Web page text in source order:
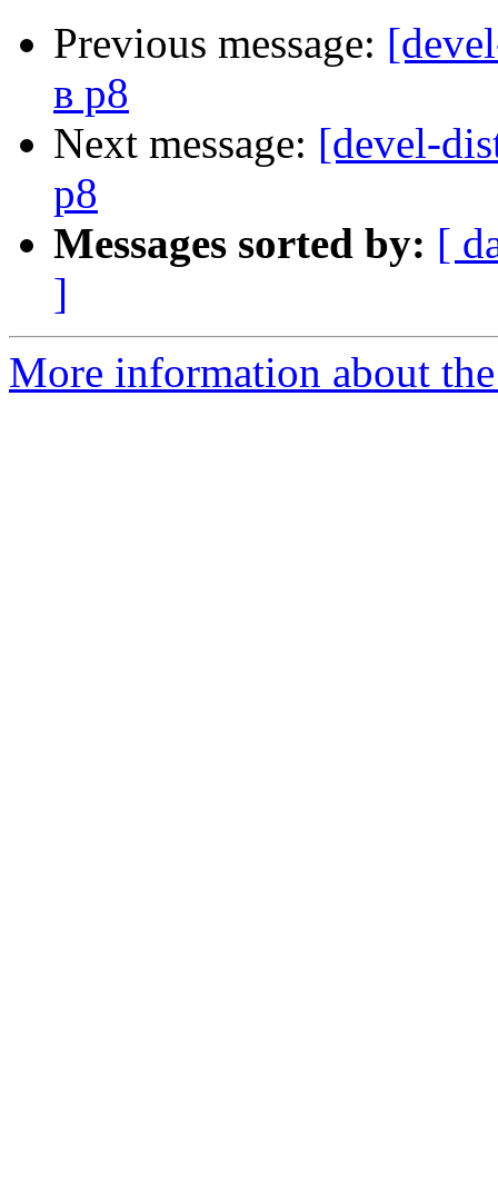
Previous message:
в p8
Next message: [devel-
p8
Messages sorted by: [
]
More information about